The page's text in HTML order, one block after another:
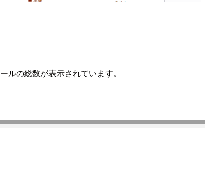
の総数が表示されています。